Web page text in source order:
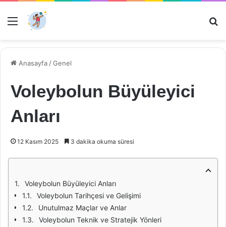
Menü
Anasayfa /Genel
Voleybolun Büyüleyici
Anları
12 Kasım 2025 3 dakika okuma süresi
Voleybolun Büyüleyici Anları
Voleybolun Tarihçesi ve Gelişimi
Unutulmaz Maçlar ve Anlar
Voleybolun Teknik ve Stratejik Yönleri